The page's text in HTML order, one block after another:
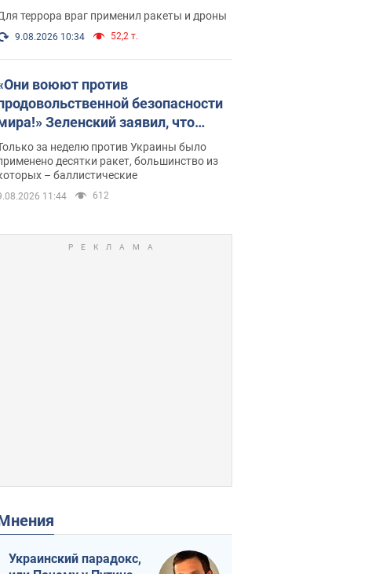
пострадавшие. Фото и видео
террора враг применил ракеты и дроны
9.08.2026 10:34 52,2 т.
воюют против
безопасности
Зеленский заявил, что
армия вновь
порт в Одессе
за неделю против Украины было
десятки ракет, большинство из
– баллистические
11:44 612
Мнения
Украинский парадокс,